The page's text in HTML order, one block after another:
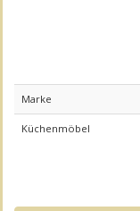
Marke
Küchenmöbel